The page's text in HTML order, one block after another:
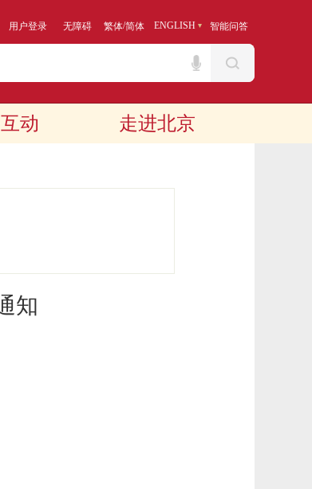
用户登录 无障碍 繁体/简体 ENGLISH 智能问答
动 走进北京
知